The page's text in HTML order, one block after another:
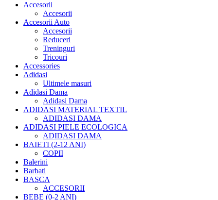
Accesorii
Accesorii
Accesorii Auto
Accesorii
Reduceri
Treninguri
Tricouri
Accessories
Adidasi
Ultimele masuri
Adidasi Dama
Adidasi Dama
ADIDASI MATERIAL TEXTIL
ADIDASI DAMA
ADIDASI PIELE ECOLOGICA
ADIDASI DAMA
BAIETI (2-12 ANI)
COPII
Balerini
Barbati
BASCA
ACCESORII
BEBE (0-2 ANI)